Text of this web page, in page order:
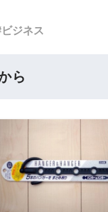
ビジネス
ら